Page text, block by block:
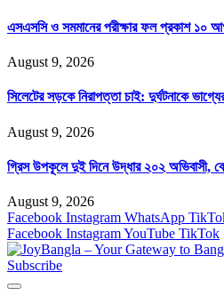
এসএসসি ও সমমানের পরীক্ষার ফল প্রকাশ ১০
August 9, 2026
সিলেটের সড়কে নিরাপত্তা চাই: দুর্ঘটনাকে
August 9, 2026
গ্রিস উপকূলে দুই দিনে উদ্ধার ২০২ অভিবাসী,
August 9, 2026
Facebook Instagram WhatsApp
Facebook InstagramYouTube TikTok
Subscribe